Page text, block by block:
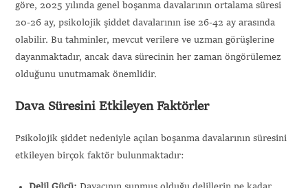
göre, 2025 yılında genel boşanma davalarının ortalama süresi
20-26 ay, psikolojik şiddet davalarının ise 26-42 ay arasında
olabilir. Bu tahminler, mevcut verilere ve uzman görüşlerine
dayanmaktadır, ancak dava sürecinin her zaman öngörülemez
olduğunu unutmamak önemlidir.
Dava Süresini Etkileyen Faktörler
Psikolojik şiddet nedeniyle açılan boşanma davalarının süresini
etkileyen birçok faktör bulunmaktadır: